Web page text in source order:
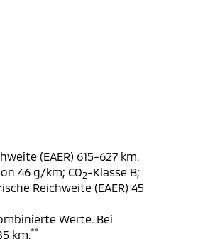
(EAER) 615-627 km.
46 g/km; CO2-Klasse B;
Reichweite (EAER) 45
Werte. Bei
km.**